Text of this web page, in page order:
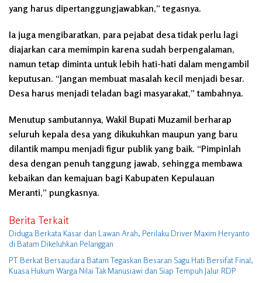
yang harus dipertanggungjawabkan,” tegasnya.
Ia juga mengibaratkan, para pejabat desa tidak perlu lagi
diajarkan cara memimpin karena sudah berpengalaman,
namun tetap diminta untuk lebih hati-hati dalam mengambil
keputusan. “Jangan membuat masalah kecil menjadi besar.
Desa harus menjadi teladan bagi masyarakat,” tambahnya.
Menutup sambutannya, Wakil Bupati Muzamil berharap
seluruh kepala desa yang dikukuhkan maupun yang baru
dilantik mampu menjadi figur publik yang baik. “Pimpinlah
desa dengan penuh tanggung jawab, sehingga membawa
kebaikan dan kemajuan bagi Kabupaten Kepulauan
Meranti,” pungkasnya.
Berita Terkait
Diduga Berkata Kasar dan Lawan Arah, Perilaku Driver Maxim Heryanto
di Batam Dikeluhkan Pelanggan
PT Berkat Bersaudara Batam Tegaskan Besaran Sagu Hati Bersifat Final,
Kuasa Hukum Warga Nilai Tak Manusiawi dan Siap Tempuh Jalur RDP